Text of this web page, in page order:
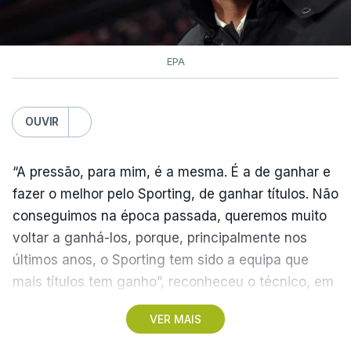
EPA
OUVIR
VER MAIS
“A pressão, para mim, é a mesma. É a de ganhar e
fazer o melhor pelo Sporting, de ganhar títulos. Não
conseguimos na época passada, queremos muito
voltar a ganhá-los, porque, principalmente nos
últimos anos, o Sporting tem sido a equipa que
mais títulos tem ganho”, reconheceu o técnico, em